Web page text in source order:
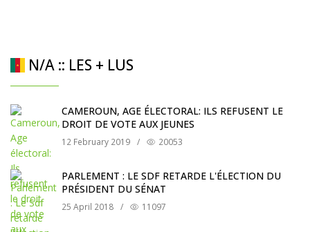
N/A :: LES + LUS
CAMEROUN, AGE ÉLECTORAL: ILS REFUSENT LE
DROIT DE VOTE AUX JEUNES
12 February 2019 / 20053
PARLEMENT : LE SDF RETARDE L'ÉLECTION DU
PRÉSIDENT DU SÉNAT
25 April 2018 / 11097